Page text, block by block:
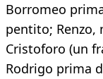
Borromeo
pentito; Renzo,
Cristoforo (un
Rodrigo prima